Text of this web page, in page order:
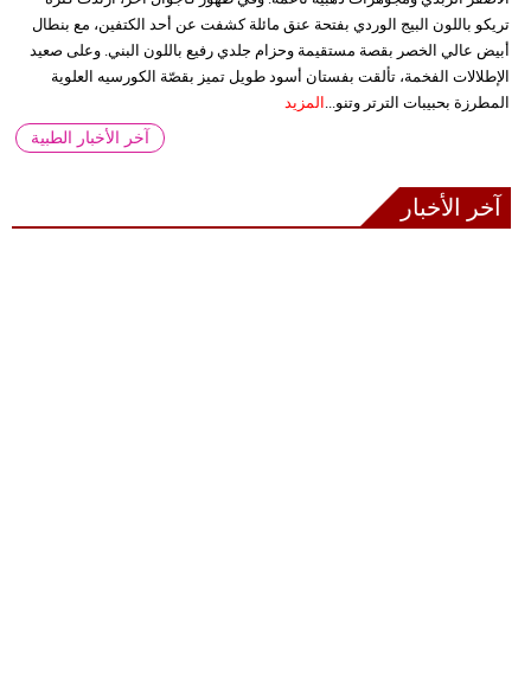
تريكو باللون البيج الوردي بفتحة عنق مائلة كشفت عن أحد الكتفين، مع بنطال
أبيض عالي الخصر بقصة مستقيمة وحزام جلدي رفيع باللون البني. وعلى صعيد
الإطلالات الفخمة، تألقت بفستان أسود طويل تميز بقصّة الكورسيه العلوية
المطرزة بحبيبات الترتر وتنو... المزيد
آخر الأخبار الطبية
آخر الأخبار